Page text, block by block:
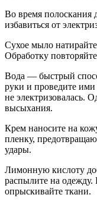
Во время полоскания
избавиться от
Сухое мыло
Обработку
Вода — быстрый
руки и проведите
не электризовалась.
высыхания.
Крем наносите на
пленку,
удары.
Лимонную кислоту
распылите на одежду.
опрыскивайте ткани.